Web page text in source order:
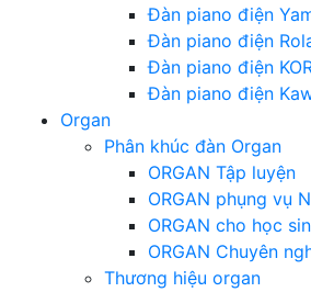
Đàn piano điện
Đàn piano điện
Đàn piano điện
Đàn piano điện
Organ
Phân khúc đàn Organ
ORGAN Tập luyện
ORGAN phụng vụ
ORGAN cho học
ORGAN Chuyên
Thương hiệu organ